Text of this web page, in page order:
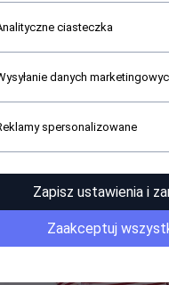
Profesjonalny strój klauna -
ciasteczka
danych
spersonalizowane
Zapisz ustawienia i
Zaakceptuj